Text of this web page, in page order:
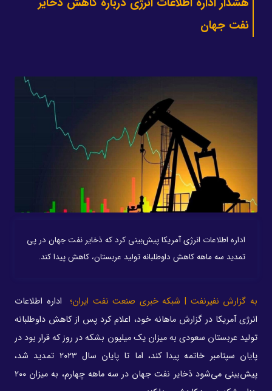
نفت جهان
اداره اطلاعات انرژی آمریکا پیش‌بینی کرد که ذخایر نفت جهان در پی
تمدید سه ماهه کاهش داوطلبانه تولید عربستان، کاهش پیدا کند.
به گزارش نفیرنفت | شبکه خبری صنعت نفت ایران؛
اداره اطلاعات
انرژی آمریکا در گزارش ماهانه خود، اعلام کرد پس از کاهش داوطلبانه
تولید عربستان سعودی به میزان یک میلیون بشکه در روز که قرار بود در
پایان سپتامبر خاتمه پیدا کند، اما تا پایان سال ۲۰۲۳ تمدید شد،
پیش‌بینی می‌شود ذخایر نفت جهان در سه ماهه چهارم، به میزان ۲۰۰